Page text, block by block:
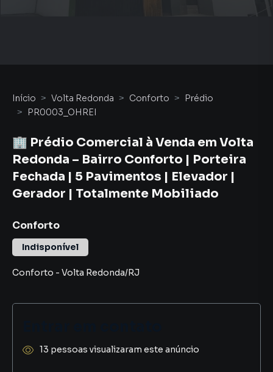
Início Volta Redonda Conforto
Prédio
PR0003_OHREI
🏢 Prédio Comercial à Venda em Volta
Redonda – Bairro Conforto | Porteira
Fechada | 5 Pavimentos | Elevador |
Gerador | Totalmente Mobiliado
Conforto
Indisponível
Conforto - Volta Redonda/RJ
13 pessoas visualizaram este anúncio